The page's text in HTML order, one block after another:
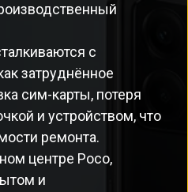
с
затруднённое
сим-карты, потеря
и устройством, что
ремонта.
центре Poco,
и